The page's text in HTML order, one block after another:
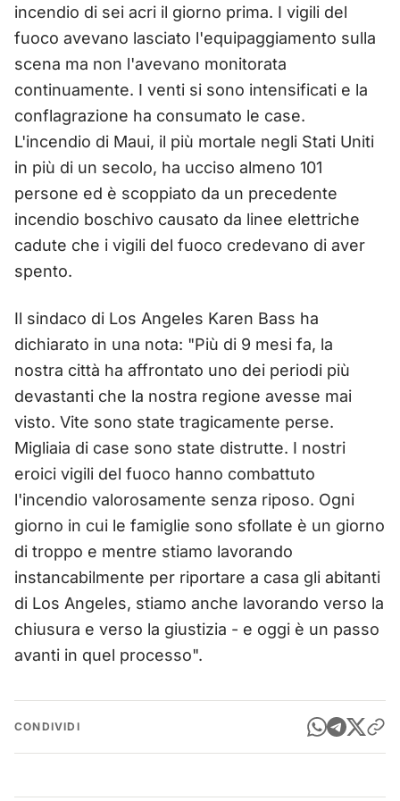
incendio di sei acri il giorno prima. I vigili del
fuoco avevano lasciato l'equipaggiamento sulla
scena ma non l'avevano monitorata
continuamente. I venti si sono intensificati e la
conflagrazione ha consumato le case.
L'incendio di Maui, il più mortale negli Stati Uniti
in più di un secolo, ha ucciso almeno 101
persone ed è scoppiato da un precedente
incendio boschivo causato da linee elettriche
cadute che i vigili del fuoco credevano di aver
spento.
Il sindaco di Los Angeles Karen Bass ha
dichiarato in una nota: "Più di 9 mesi fa, la
nostra città ha affrontato uno dei periodi più
devastanti che la nostra regione avesse mai
visto. Vite sono state tragicamente perse.
Migliaia di case sono state distrutte. I nostri
eroici vigili del fuoco hanno combattuto
l'incendio valorosamente senza riposo. Ogni
giorno in cui le famiglie sono sfollate è un giorno
di troppo e mentre stiamo lavorando
instancabilmente per riportare a casa gli abitanti
di Los Angeles, stiamo anche lavorando verso la
chiusura e verso la giustizia - e oggi è un passo
avanti in quel processo".
CONDIVIDI